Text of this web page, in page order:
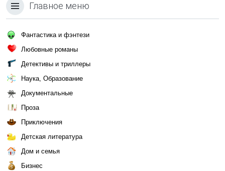
Главное меню
Фантастика и фэнтези
Любовные романы
Детективы и триллеры
Наука, Образование
Документальные
Проза
Приключения
Детская литература
Дом и семья
Бизнес